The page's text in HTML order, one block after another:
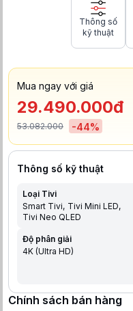
Thông số
kỹ thuật
Mua ngay với giá
29.490.000đ
53.082.000 -44%
Thông số kỹ thuật
Loại Tivi
Smart Tivi Tivi Mini LED
Tivi Neo QLED
Độ phân giải
4K (Ultra HD)
Chính sách bán hàng